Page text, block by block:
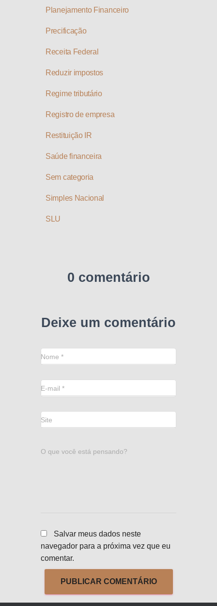
Planejamento Financeiro
Precificação
Receita Federal
Reduzir impostos
Regime tributário
Registro de empresa
Restituição IR
Saúde financeira
Sem categoria
Simples Nacional
SLU
0 comentário
Deixe um comentário
Nome *
E-mail *
Site
O que você está pensando?
Salvar meus dados neste
navegador para a próxima vez que eu
comentar.